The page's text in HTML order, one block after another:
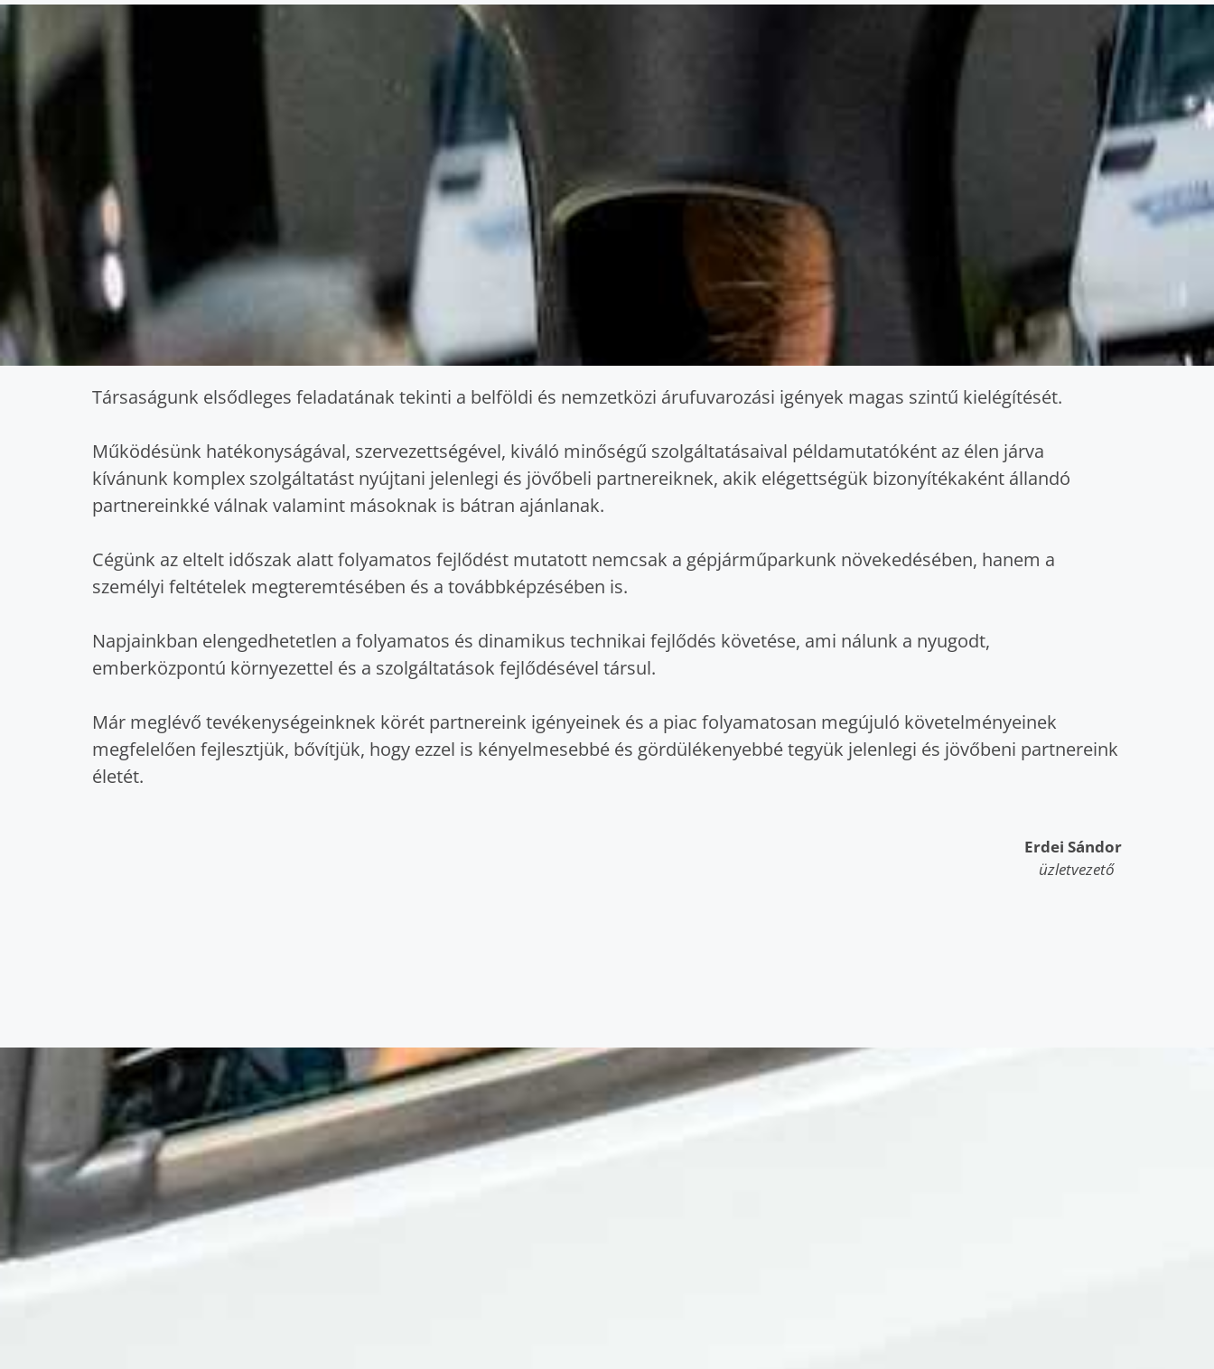
Társaságunk elsődleges feladatának tekinti a belföldi és nemzetközi árufuvarozási igények magas szintű kielégítését.
Működésünk hatékonyságával, szervezettségével, kiváló minőségű szolgáltatásaival példamutatóként az élen járva
kívánunk komplex szolgáltatást nyújtani jelenlegi és jövőbeli partnereiknek, akik elégettségük bizonyítékaként állandó
partnereinkké válnak valamint másoknak is bátran ajánlanak.
Cégünk az eltelt időszak alatt folyamatos fejlődést mutatott nemcsak a gépjárműparkunk növekedésében, hanem a
személyi feltételek megteremtésében és a továbbképzésében is.
Napjainkban elengedhetetlen a folyamatos és dinamikus technikai fejlődés követése, ami nálunk a nyugodt,
emberközpontú környezettel és a szolgáltatások fejlődésével társul.
Már meglévő tevékenységeinknek körét partnereink igényeinek és a piac folyamatosan megújuló követelményeinek
megfelelően fejlesztjük, bővítjük, hogy ezzel is kényelmesebbé és gördülékenyebbé tegyük jelenlegi és jövőbeni partnereink
életét.
Erdei Sándor
üzletvezető